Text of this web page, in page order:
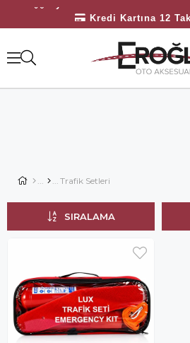
Kredi Kartına 12
Trafik Setleri
SIRALAMA